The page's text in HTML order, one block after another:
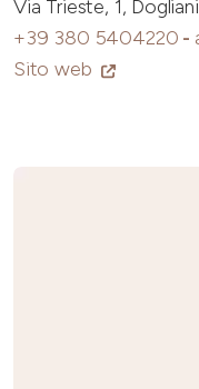
Via Trieste, 1,
+39 380 5404220 -
Sito web